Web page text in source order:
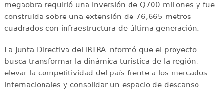
megaobra requirió una inversión de Q700 millones y fue
construida sobre una extensión de 76,665 metros
cuadrados con infraestructura de última generación.
La Junta Directiva del IRTRA informó que el proyecto
busca transformar la dinámica turística de la región,
elevar la competitividad del país frente a los mercados
internacionales y consolidar un espacio de descanso